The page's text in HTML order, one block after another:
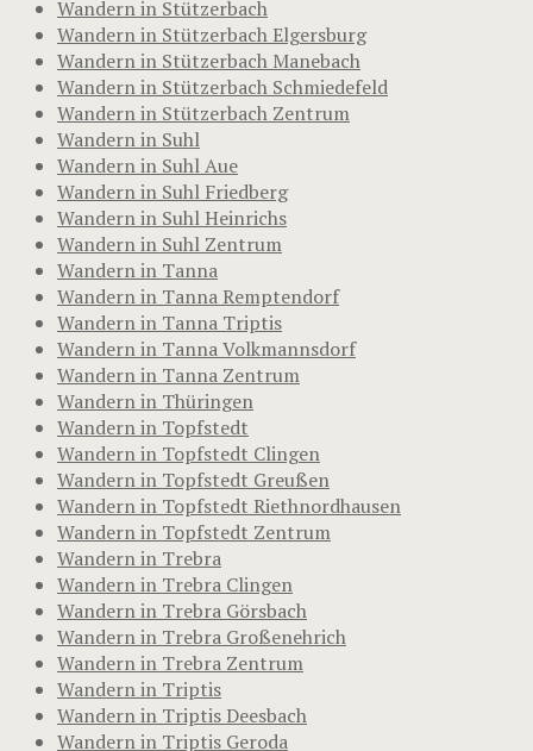
Wandern in Stützerbach
Wandern in Stützerbach Elgersburg
Wandern in Stützerbach Manebach
Wandern in Stützerbach Schmiedefeld
Wandern in Stützerbach Zentrum
Wandern in Suhl
Wandern in Suhl Aue
Wandern in Suhl Friedberg
Wandern in Suhl Heinrichs
Wandern in Suhl Zentrum
Wandern in Tanna
Wandern in Tanna Remptendorf
Wandern in Tanna Triptis
Wandern in Tanna Volkmannsdorf
Wandern in Tanna Zentrum
Wandern in Thüringen
Wandern in Topfstedt
Wandern in Topfstedt Clingen
Wandern in Topfstedt Greußen
Wandern in Topfstedt Riethnordhausen
Wandern in Topfstedt Zentrum
Wandern in Trebra
Wandern in Trebra Clingen
Wandern in Trebra Görsbach
Wandern in Trebra Großenehrich
Wandern in Trebra Zentrum
Wandern in Triptis
Wandern in Triptis Deesbach
Wandern in Triptis Geroda